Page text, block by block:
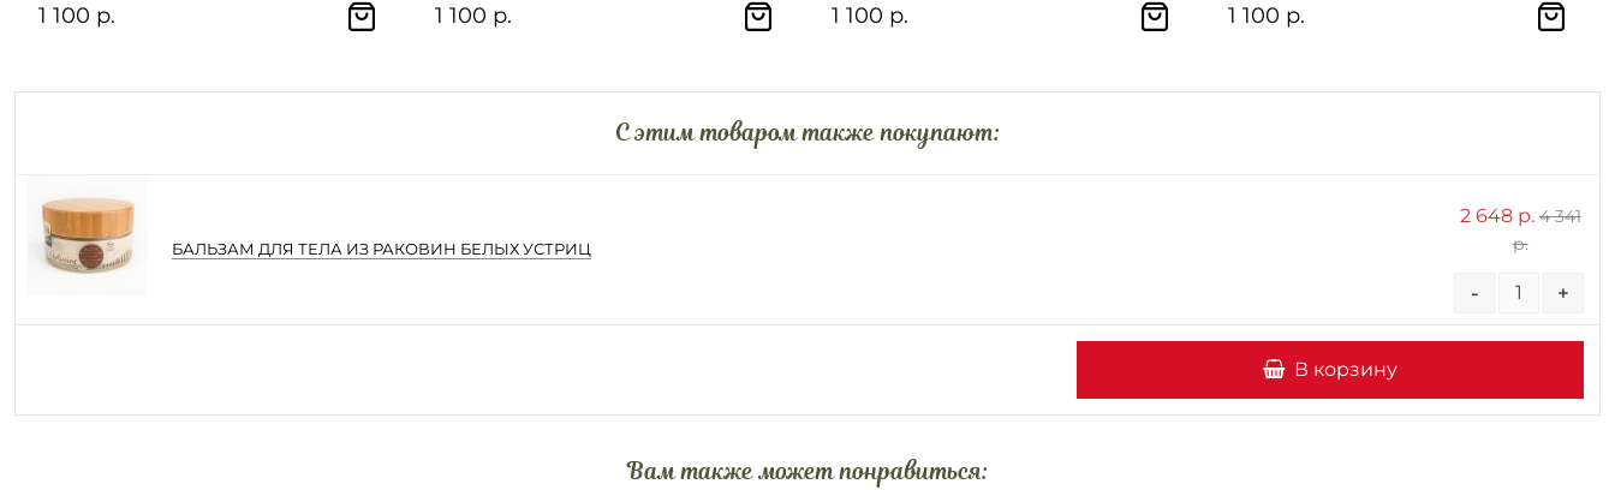
1 100 р. 1 100 р. 1 100 р. 1 100 р.
C этим товаром также покупают:
БАЛЬЗАМ ДЛЯ ТЕЛА ИЗ РАКОВИН БЕЛЫХ УСТРИЦ
2 648 р. 4 341
р.
- +
В корзину
Вам также может понравиться: